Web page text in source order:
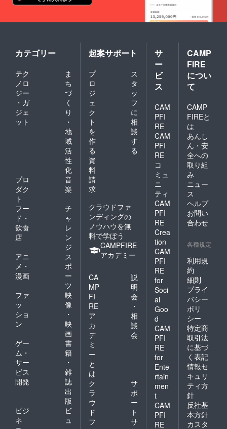
カテゴリー
テク
ノロ
ジー
・ガ
ジェ
ット
ま
ち
づ
く
り
・
地
域
活
性
化
プロ
ダク
ト
音
楽
フー
ド・
飲食
店
チ
ャ
レ
ン
ジ
アニ
メ・
漫画
ス
ポ
ー
ツ
ファ
ッ
ショ
ン
映
像
・
映
画
ゲー
ム・
サー
ビス
開発
書
籍
・
雑
誌
出
版
ビジ
ネ
ビ
ュ
起案サポート
プ
ロ
ジ
ェ
ク
ト
を
作
る
ス
タ
ッ
フ
に
相
談
す
る
資
料
請
求
クラウドファ
ンディングの
ノウハウを無
料で学ぼう
CAMPFIRE
アカデミー
CA
MP
FI
RE
ア
カ
デ
ミ
ー
と
は
説
明
会
・
相
談
会
ク
ラ
ウ
ド
フ
サ
ポ
ー
ト
サ
サ
ー
ビ
ス
CAM
PFI
RE
CAM
PFI
RE
コ
ミュ
ニ
ティ
CAM
PFI
RE
Crea
tion
CAM
PFI
RE
for
Soci
al
Goo
d
CAM
PFI
RE
for
Ente
rtain
men
t
CAM
PFI
RE
CAMP
FIRE
につい
て
CAMP
FIREと
は
あんし
ん・安
全への
取り組
み
ニュー
ス
ヘルプ
お問い
合わせ
各種規定
利用規
約
細則
プライ
バシー
ポリ
シー
特定商
取引法
に基づ
く表記
情報セ
キュリ
ティ方
針
反社基
本方針
カスタ